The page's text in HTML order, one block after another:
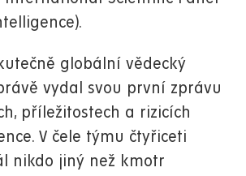
globální vědecký
vydal svou první zprávu
příležitostech a rizicích
V čele týmu čtyřiceti
nikdo jiný než kmotr